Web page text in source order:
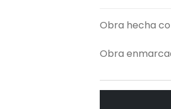
Obra hecha
Obra